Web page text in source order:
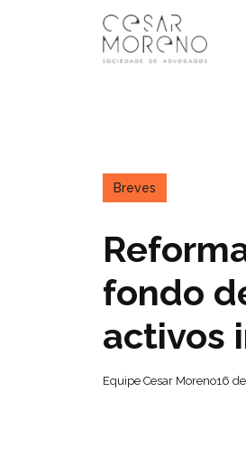
Breves
fondo
activos
Equipe Cesar Moreno16